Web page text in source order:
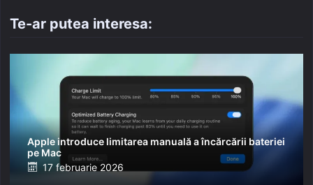
Te-ar putea interesa:
Apple introduce limitarea manuală a încărcării bateriei
pe Mac
Posted
17 februarie 2026